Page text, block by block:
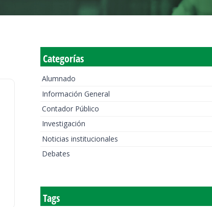
Categorías
Alumnado
Información General
Contador Público
Investigación
Noticias institucionales
Debates
Tags